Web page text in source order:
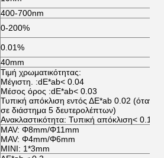
400-700nm
0-200%
0.01%
40mm
Τιμή χρωματικότητας:
Μέγιστη. :dE*ab< 0.04
Μέσος όρος :dE*ab< 0.03
Τυπική απόκλιση εντός ΔE*ab 0.02 (όταν
σε διάστημα 5 δευτερολέπτων)
Ανακλαστικότητα: Τυπική απόκλιση< 0.1%
MAV: Φ8mm/Φ11mm
MAV: Φ4mm/Φ6mm
MINI: 1*3mm